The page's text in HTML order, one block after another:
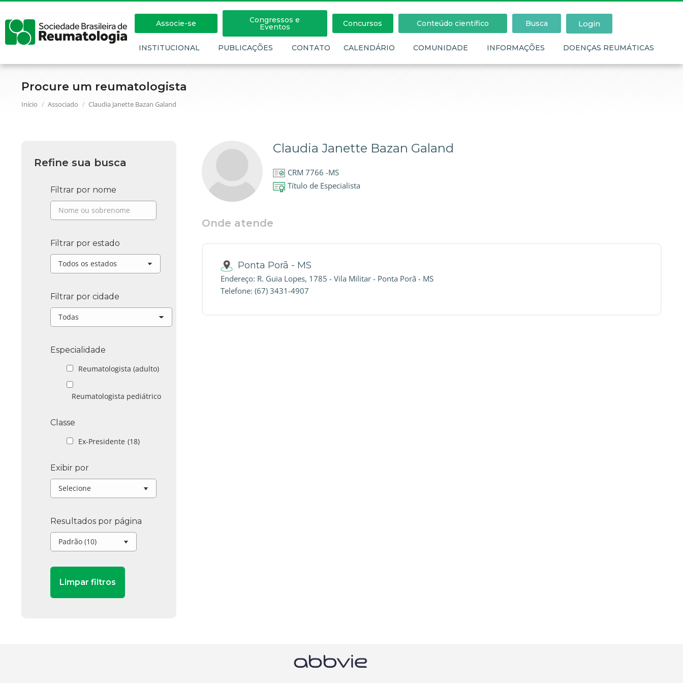
Procure um reumatologista
Você está aqui:
Início Associado Claudia Janette Bazan Galand
Associe-se Congressos e
Eventos Concursos Conteúdo científico Busca Login
INSTITUCIONAL PUBLICAÇÕES CONTATO CALENDÁRIO COMUNIDADE INFORMAÇÕES DOENÇAS REUMÁTICAS
Claudia Janette Bazan Galand
CRM 7766 -MS
Título de Especialista
Onde atende
Ponta Porã - MS
Endereço: R. Guia Lopes, 1785 - Vila Militar - Ponta Porã - MS
Telefone: (67) 3431-4907
Refine sua busca
Filtrar por nome
Filtrar por estado
Filtrar por cidade
Especialidade
Reumatologista (adulto)
Reumatologista pediátrico
Classe
Ex-Presidente (18)
Exibir por
Resultados por página